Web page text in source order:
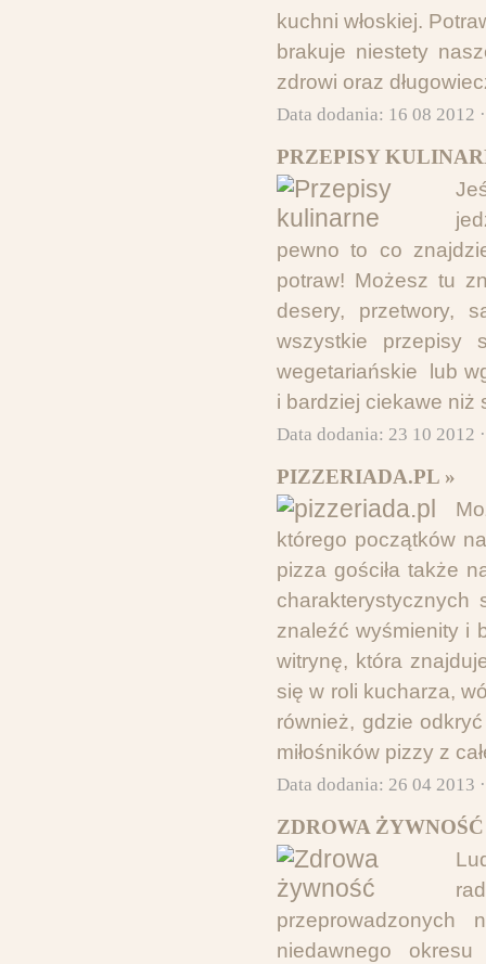
kuchni włoskiej.
brakuje niestety
zdrowi oraz
Data dodania: 16 08 2012
PRZEPISY
pewno to co
potraw! Możesz tu
desery, przetwory,
wszystkie przepisy
wegetariańskie lub
i bardziej ciekawe niż
Data dodania: 23 10 2012
PIZZERIADA.PL »
którego początków
pizza gościła także
znaleźć wyśmienity i
witrynę, która
się w roli kucharza,
również, gdzie
miłośników pizzy z
Data dodania: 26 04 2013
ZDROWA
niedawnego